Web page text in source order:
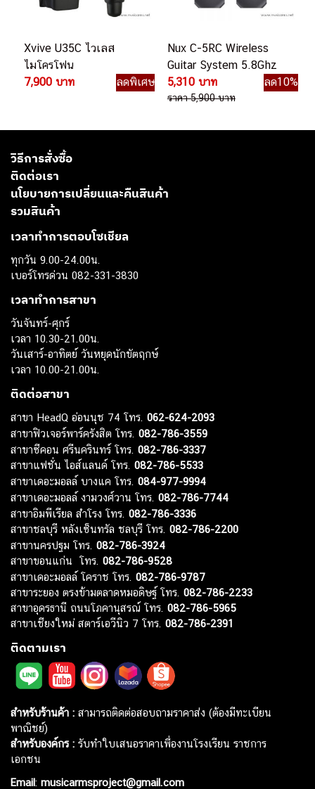
Xvive U35C ไวเลส
ไมโครโฟน
7,900 บาท
ลดพิเศษ
Nux C-5RC Wireless
Guitar System 5.8Ghz
5,310 บาท
ลด10%
ราคา 5,900 บาท
วิธีการสั่งซื้อ
ติดต่อเรา
นโยบายการเปลี่ยนและคืนสินค้า
รวมสินค้า
เวลาทำการตอบโซเชียล
ทุกวัน 9.00-24.00น.
เบอร์โทรด่วน 082-331-3830
เวลาทำการสาขา
วันจันทร์-ศุกร์
เวลา 10.30-21.00น.
วันเสาร์-อาทิตย์ วันหยุดนักขัตฤกษ์
เวลา 10.00-21.00น.
ติดต่อสาขา
สาขา HeadQ อ่อนนุช 74 โทร. 062-624-2093
สาขาฟิวเจอร์พาร์ครังสิต โทร. 082-786-3559
สาขาซีคอน ศรีนครินทร์ โทร. 082-786-3337
สาขาแฟชั่น ไอส์แลนด์ โทร. 082-786-5533
สาขาเดอะมอลล์ บางแค โทร. 084-977-9994
สาขาเดอะมอลล์ งามวงศ์วาน โทร. 082-786-7744
สาขาอิมพีเรียล สำโรง โทร. 082-786-3336
สาขาชลบุรี หลังเซ็นทรัล ชลบุรี โทร. 082-786-2200
สาขานครปฐม โทร. 082-786-3924
สาขาขอนแก่น โทร. 082-786-9528
สาขาเดอะมอลล์ โคราช โทร. 082-786-9787
สาขาระยอง ตรงข้ามตลาดหมอดิษฐ์ โทร. 082-786-2233
สาขาอุดรธานี ถนนโภคานุสรณ์ โทร. 082-786-5965
สาขาเชียงใหม่ สตาร์เอวีนิว 7 โทร. 082-786-2391
ติดตามเรา
สำหรับร้านค้า : สามารถติดต่อสอบถามราคาส่ง (ต้องมีทะเบียน
พาณิชย์)
สำหรับองค์กร : รับทำใบเสนอราคาเพื่องานโรงเรียน ราชการ
เอกชน
Email: musicarmsproject@gmail.com